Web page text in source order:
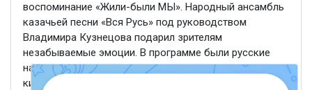
воспоминание «Жили-были МЫ». Народный ансамбль
казачьей песни «Вся Русь» под руководством
Владимира Кузнецова подарил зрителям
незабываемые эмоции. В программе были русские
народные песни, песни военной поры, песни из
кинофильмов и городские романсы. Зрители ...